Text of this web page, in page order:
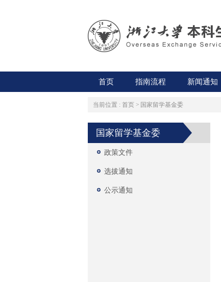
首页 指南流程 新闻通知
当前位置 : 首页 > 国家留学基金委
国家留学基金委
政策文件
选拔通知
公示通知